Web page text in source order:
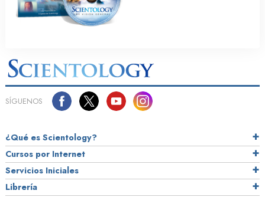
SÍGUENOS
¿Qué es Scientology?
Cursos por Internet
Servicios Iniciales
Librería